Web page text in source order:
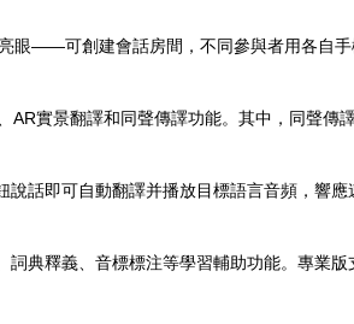
眼——可創建會話房間，不同參與者用各自
AR實景翻譯和同聲傳譯功能。其中，同聲
話即可自動翻譯并播放目標語言音頻，響
詞典釋義、音標標注等學習輔助功能。專業